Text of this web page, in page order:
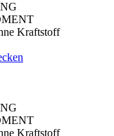
Kraftstoff
Kraftstoff